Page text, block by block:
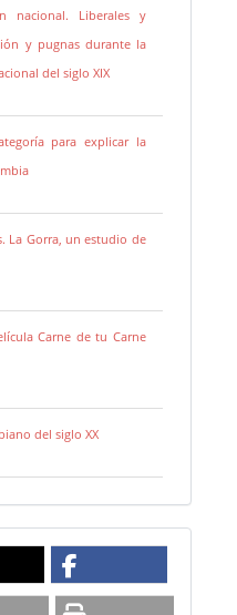
nacional. Liberales y
y pugnas durante la
del siglo XIX
para explicar la
La Gorra, un estudio de
Carne de tu Carne
del siglo XX